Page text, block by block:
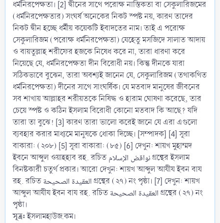
ধর্মনিরপেক্ষতা। [2] দ্বীনের সাথে পরোক্ষ নাস্তিকতা বা সেকুলারিজমের
(ধর্মনিরপেক্ষতার) সংঘর্ষ অনেকের নিকট স্পষ্ট নয়, কারণ তাদের
নিকট দ্বীন হচ্ছে ধর্মীয় কয়েকটি ইবাদতের নাম। তাই এ পরোক্ষ
সেকুলারিজম (পরোক্ষ ধর্মনিরপেক্ষতা) যেহেতু মসজিদে সালাত আদায়
ও বায়তুল্লাহ শরীফের হজকে নিষেধ করে না, তারা ধারণা করে
নিয়েছে যে, ধর্মনিরপেক্ষতা দীন বিরোধী নয়। কিন্তু দীনকে যারা
সঠিকভাবে বুঝেন, তারা অবশ্যই জানেন যে, সেকুলারিজম (তথাকথিত
ধর্মনিরপেক্ষতা) দীনের সাথে সাংঘর্ষিক। যে মতবাদ মানুষের জীবনের
সব শাখায় আল্লাহর শরীয়তকে নিষিদ্ধ ও হারাম ঘোষণা করেছে, তার
চেয়ে স্পষ্ট ও কঠিন ইসলাম বিরোধী কোনো মতবাদ কি আছে? যদি
তারা তা বুঝে! [3] কারণ তারা ভালো করেই জানে যে এরা এগুলো
ব্যবহার করার মাধ্যমে মানুষকে ধোকা দিচ্ছে। [সম্পাদক] [4] সূরা
বাকারা: (২০৮) [5] সূরা বাকারা: (৮৫) [6] দেখুন: শায়খ মুহাম্মদ
ইবনে আব্দুল ওয়াহহাব রহ. রচিত نواقض الإسلام গ্রন্থের ইসলাম
বিনষ্টকারী চতুর্থ প্রকার। আরো দেখুন: শায়খ আব্দুল আযীয ইবন বায
রহ. রচিত العقيدة الصحيحة গ্রন্থের (২৭) নং পৃষ্ঠা। [7] দেখুন: শায়খ
আব্দুল আযীয ইবন বায রহ. রচিত العقيدة الصحيحة গ্রন্থের (২৭) নং
পৃষ্ঠা।
সূত্র:ইসলামহাউজ.কম।